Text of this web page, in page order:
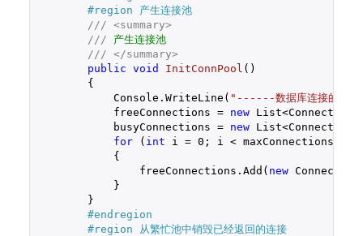
#region 产生连接池
/// <summary>
/// 产生连接池
/// </summary>
public void InitConnPool ( )
{
            Console.WriteLine(
"------数据库连接的初
            freeConnections =
new
            busyConnections =
new
for ( int i = 0 ; i < maxConnections;
            {
                freeConnections.Add(
new
            }
        }
#endregion
#region 从繁忙池中销毁已经返回的连接